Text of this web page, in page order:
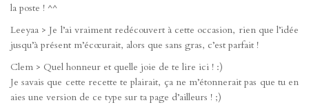
la poste ! ^^
Leeyaa > Je l’ai vraiment redécouvert à cette occasion, rien que l’idée
jusqu’à présent m’écœurait, alors que sans gras, c’est parfait !
Clem > Quel honneur et quelle joie de te lire ici ! :)
Je savais que cette recette te plairait, ça ne m’étonnerait pas que tu en
aies une version de ce type sur ta page d’ailleurs ! ;)